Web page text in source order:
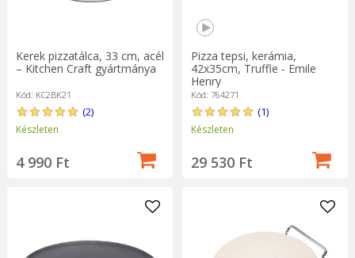
Kerek pizzatálca, 33 cm, acél
– Kitchen Craft gyártmánya
Kód: KC2BK21
(2)
Készleten
4 990 Ft
Pizza tepsi, kerámia,
42x35cm, Truffle - Emile
Henry
Kód: 764271
(1)
Készleten
29 530 Ft